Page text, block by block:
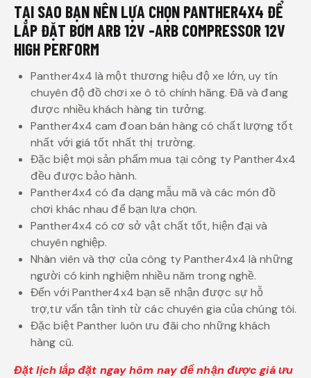
TẠI SAO BẠN NÊN LỰA CHỌN PANTHER4X4 ĐỂ
LẮP ĐẶT BƠM ARB 12V -ARB COMPRESSOR 12V
HIGH PERFORM
Panther4x4 là một thương hiệu độ xe lớn, uy tín
chuyên độ đồ chơi xe ô tô chính hãng. Đã và đang
được nhiều khách hàng tin tưởng.
Panther4x4 cam đoan bán hàng có chất lượng tốt
nhất với giá tốt nhất thị trường.
Đặc biệt mọi sản phẩm mua tại công ty Panther4x4
đều được bảo hành.
Panther4x4 có đa dạng mẫu mã và các món đồ
chơi khác nhau để bạn lựa chọn.
Panther4x4 có cơ sở vật chất tốt, hiện đại và
chuyên nghiệp.
Nhân viên và thợ của công ty Panther4x4 là những
người có kinh nghiệm nhiều năm trong nghề.
Đến với Panther4x4 bạn sẽ nhận được sự hỗ
trợ,tư vấn tận tình từ các chuyên gia của chúng tôi.
Đặc biệt Panther luôn ưu đãi cho những khách
hàng cũ.
Đặt lịch lắp đặt ngay hôm nay để nhận được giá ưu